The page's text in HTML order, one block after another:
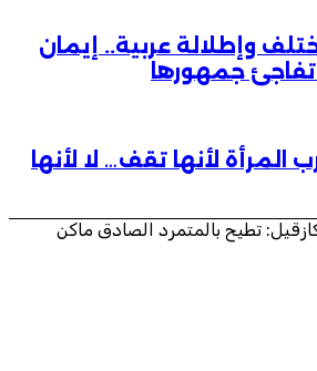
وإطلالة عربية.. إيمان
تفاجئ جمهورها
المرأة لأنها تقف… لا لأنها
تطيح بالمتمرد الصادق ماكن